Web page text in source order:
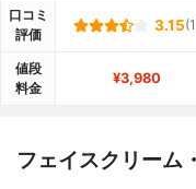
口コミ
評価
3.15
値段
料金
¥3,980
フェイスクリーム